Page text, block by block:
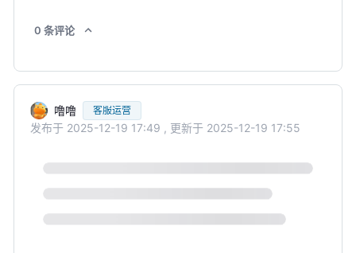
0 条评论
噜噜 客服运营
发布于 2025-12-19 17:49 , 更新于 2025-12-19 17:55